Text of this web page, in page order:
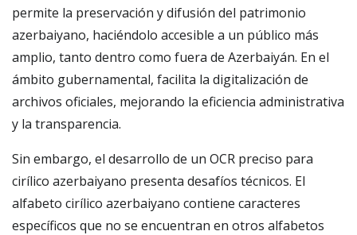
permite la preservación y difusión del patrimonio
azerbaiyano, haciéndolo accesible a un público más
amplio, tanto dentro como fuera de Azerbaiyán. En el
ámbito gubernamental, facilita la digitalización de
archivos oficiales, mejorando la eficiencia administrativa
y la transparencia.
Sin embargo, el desarrollo de un OCR preciso para
cirílico azerbaiyano presenta desafíos técnicos. El
alfabeto cirílico azerbaiyano contiene caracteres
específicos que no se encuentran en otros alfabetos